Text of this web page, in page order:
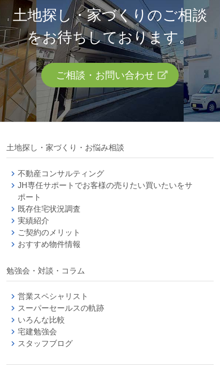
土地探し・家づくりのご相談
をお待ちしております。
ご相談・お問い合わせ
土地探し・家づくり・お悩み相談
不動産コンサルティング
JH専任サポートでお客様の売りたい買いたいをサ
ポート
既存住宅状況調査
実績紹介
ご契約のメリット
おすすめ物件情報
勉強会・対談・コラム
営業スペシャリスト
スーパーセールスの軌跡
いろんな比較
宅建勉強会
スタッフブログ